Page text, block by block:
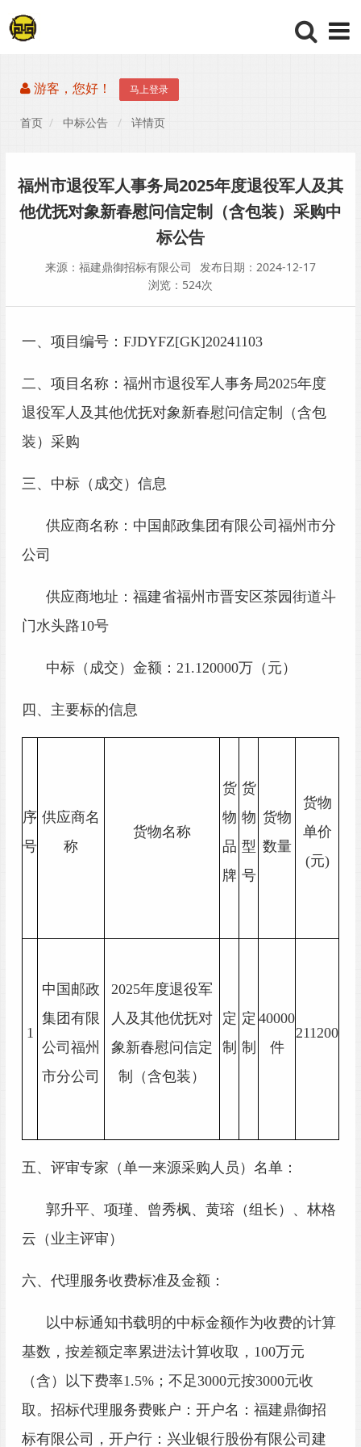
游客，您好！ 马上登录
首页 中标公告 详情页
福州市退役军人事务局2025年度退役军人及其
他优抚对象新春慰问信定制（含包装）采购中
标公告
来源：福建鼎御招标有限公司
发布日期：2024-12-17
浏览：524次
一、项目编号： FJDYFZ[GK]20241103
二、项目名称： 福州市退役军人事务局2025年度
退役军人及其他优抚对象新春慰问信定制（含包
装）采购
三、中标（成交）信息
供应商名称： 中国邮政集团有限公司福州市分
公司
供应商地址： 福建省福州市晋安区茶园街道斗
门水头路10号
中标（成交）金额： 21.120000万 （元）
四、主要标的信息
序
号
供应商名
称
货物名称
货
物
品
牌
货
物
型
号
货物
数量
货物
单价
(元)
1
中国邮政
集团有限
公司福州
市分公司
2025年度退役军
人及其他优抚对
象新春慰问信定
制（含包装）
定
制
定
制
40000
件
211200
五、 评审专家（单一来源采购人员）名单：
郭升平、 项瑾、 曾秀枫、 黄瑢 （组长）、 林格
云 （ 业主评审 ）
六、代理服务收费标准及金额：
以中标通知书载明的中标金额作为收费的计算
基数，按差额定率累进法计算收取， 100万元
（含）以下费率1.5%； 不足3000元按3000元收
取 。 招标代理服务费账户：开户名： 福建鼎御招
标有限公司 ，开户行： 兴业银行股份有限公司建